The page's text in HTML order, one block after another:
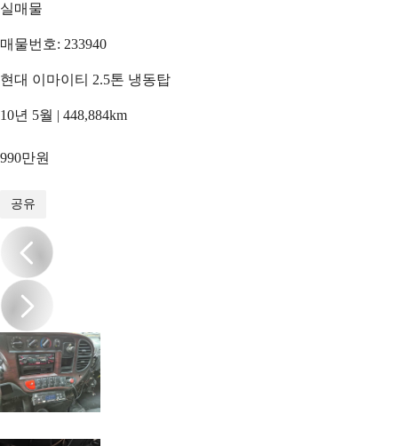
실매물
매물번호: 233940
현대 이마이티 2.5톤 냉동탑
10년 5월 | 448,884km
990만원
공유
/18